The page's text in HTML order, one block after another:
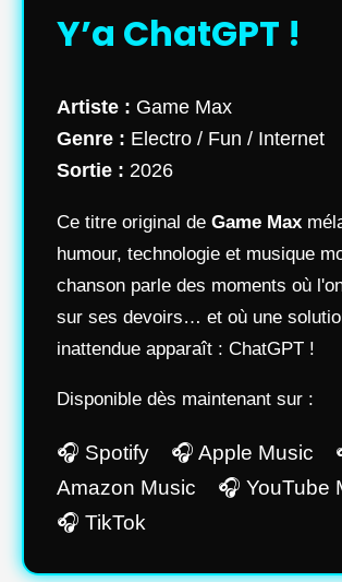
Y’a ChatGPT !
Artiste : Game Max
Genre : Electro / Fun / Internet
Sortie : 2026
Ce titre original de Game Max
humour, technologie et musique
chanson parle des moments où
sur ses devoirs… et où une
inattendue apparaît : ChatGPT !
Disponible dès maintenant sur :
🎧 Spotify 🎧 Apple Music
Amazon Music 🎧 YouTube
🎧 TikTok